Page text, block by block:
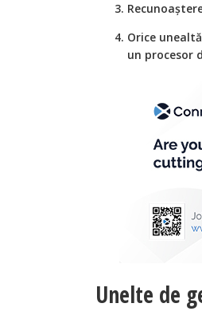
Orice
un procesor
Unelte de